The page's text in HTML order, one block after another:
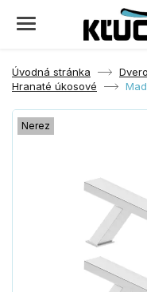
Úvodná stránka
Hranaté úkosové
Nerez